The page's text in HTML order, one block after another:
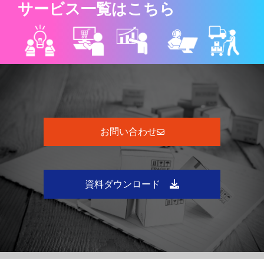
サービス一覧はこちら
お問い合わせ
資料ダウンロード